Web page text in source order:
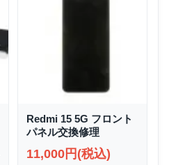
Redmi 15 5G フロント
パネル交換修理
11,000円(税込)